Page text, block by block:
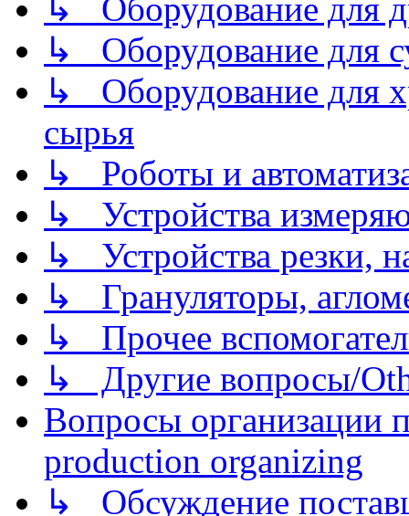
↳ Оборудование для
↳ Оборудование для
↳ Оборудование для
сырья
↳ Роботы и
↳ Устройства
↳ Устройства резки,
↳ Грануляторы,
↳ Прочее
↳ Другие вопросы/
Вопросы организации
production organizing
↳ Обсуждение